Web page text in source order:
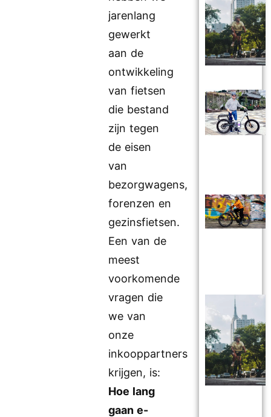
jarenlang
gewerkt
aan de
ontwikkeling
van fietsen
die bestand
zijn tegen
de eisen
van
bezorgwagens,
forenzen en
gezinsfietsen.
Een van de
meest
voorkomende
vragen die
we van
onze
inkooppartners
krijgen, is:
Hoe lang
gaan e-